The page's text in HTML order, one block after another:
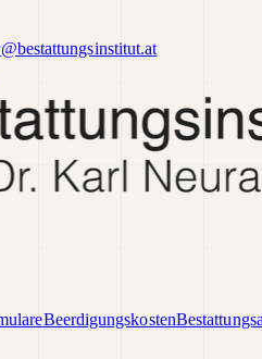
Beerdigungskosten